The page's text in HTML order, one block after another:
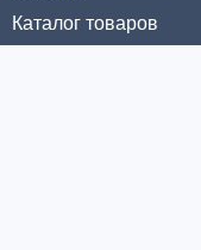
Каталог товаров